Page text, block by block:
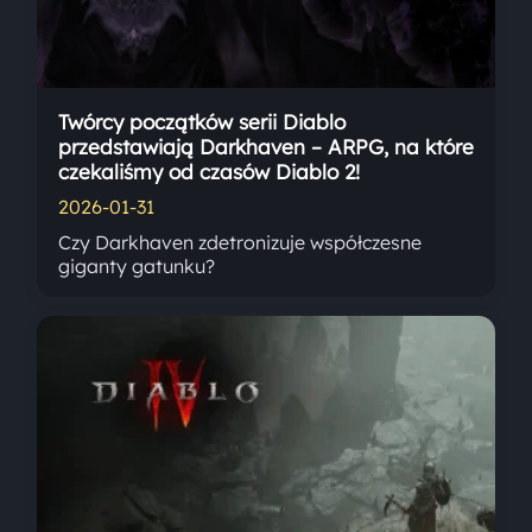
Twórcy początków serii Diablo
przedstawiają Darkhaven – ARPG, na które
czekaliśmy od czasów Diablo 2!
2026-01-31
Czy Darkhaven zdetronizuje współczesne
giganty gatunku?